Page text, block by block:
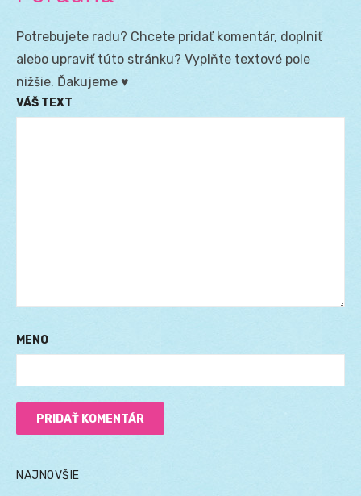
Potrebujete radu? Chcete pridať komentár, doplniť
alebo upraviť túto stránku? Vyplňte textové pole
nižšie. Ďakujeme ♥
VÁŠ TEXT
MENO
NAJNOVŠIE